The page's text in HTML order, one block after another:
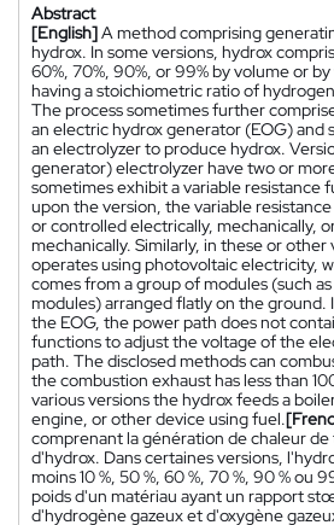
Abstract
[English]A method comprising
hydrox. In some versions, hydrox
60%, 70%, 90%, or 99% by volume or
having a stoichiometric ratio of
The process sometimes further
an electric hydrox generator (EOG) and
an electrolyzer to produce hydrox.
generator) electrolyzer have two or
sometimes exhibit a variable resistance
upon the version, the variable
or controlled electrically, mechanically,
mechanically. Similarly, in these or other
operates using photovoltaic electricity,
comes from a group of modules (such
modules) arranged flatly on the ground.
the EOG, the power path does not
functions to adjust the voltage of the
path. The disclosed methods can
the combustion exhaust has less than
various versions the hydrox feeds a
engine, or other device using fuel.
comprenant la génération de chaleur
d'hydrox. Dans certaines versions,
moins 10 %, 50 %, 60 %, 70 %, 90 % ou
poids d'un matériau ayant un rapport
d'hydrogène gazeux et d'oxygène